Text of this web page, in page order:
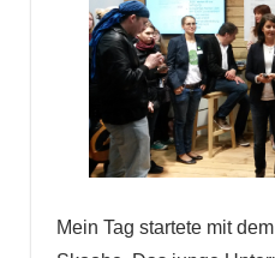
Mein Tag startete mit dem